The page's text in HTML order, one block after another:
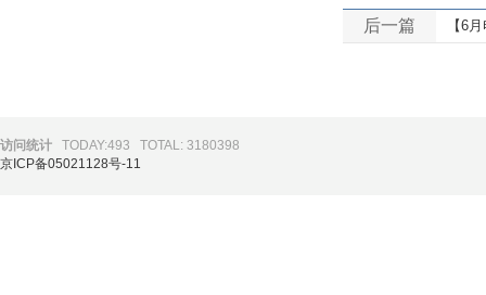
后一篇 【6
访问统计 TODAY:493
TOTAL: 3180398
京ICP备05021128号-11